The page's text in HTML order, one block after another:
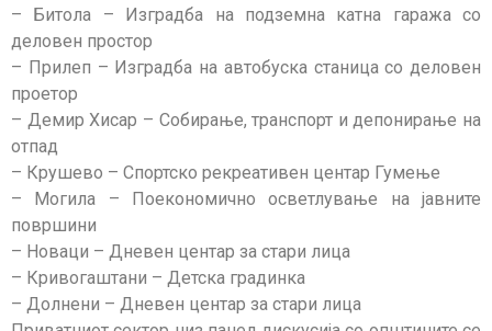
– Битола – Изградба на подземна катна гаража со
деловен простор
– Прилеп – Изградба на автобуска станица со деловен
проетор
– Демир Хисар – Собирање, транспорт и депонирање на
отпад
– Крушево – Спортско рекреативен центар Гумење
– Могила – Поекономично осветлување на јавните
површини
– Новаци – Дневен центар за стари лица
– Кривогаштани – Детска градинка
– Долнени – Дневен центар за стари лица